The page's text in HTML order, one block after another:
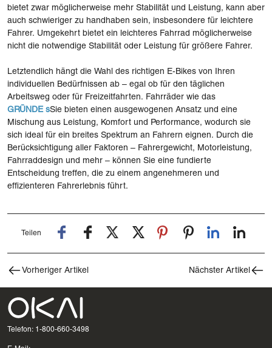
bietet zwar möglicherweise mehr Stabilität und Leistung, kann aber
auch schwieriger zu handhaben sein, insbesondere für leichtere
Fahrer. Umgekehrt bietet ein leichteres Fahrrad möglicherweise
nicht die notwendige Stabilität oder Leistung für größere Fahrer.
Letztendlich hängt die Wahl des richtigen E-Bikes von Ihren
individuellen Bedürfnissen ab – egal ob für den täglichen
Arbeitsweg oder für Freizeitfahrten. Fahrräder wie das
GRÜNDE sSie bieten einen ausgewogenen Ansatz und eine
Mischung aus Leistung, Komfort und Performance, wodurch sie
sich ideal für ein breites Spektrum an Fahrern eignen. Durch die
Berücksichtigung aller Faktoren – Fahrergewicht, Motorleistung,
Fahrraddesign und mehr – können Sie eine fundierte
Entscheidung treffen, die zu einem angenehmeren und
effizienteren Fahrerlebnis führt.
Teilen
Vorheriger Artikel Nächster Artikel
Telefon: 1-800-660-3498